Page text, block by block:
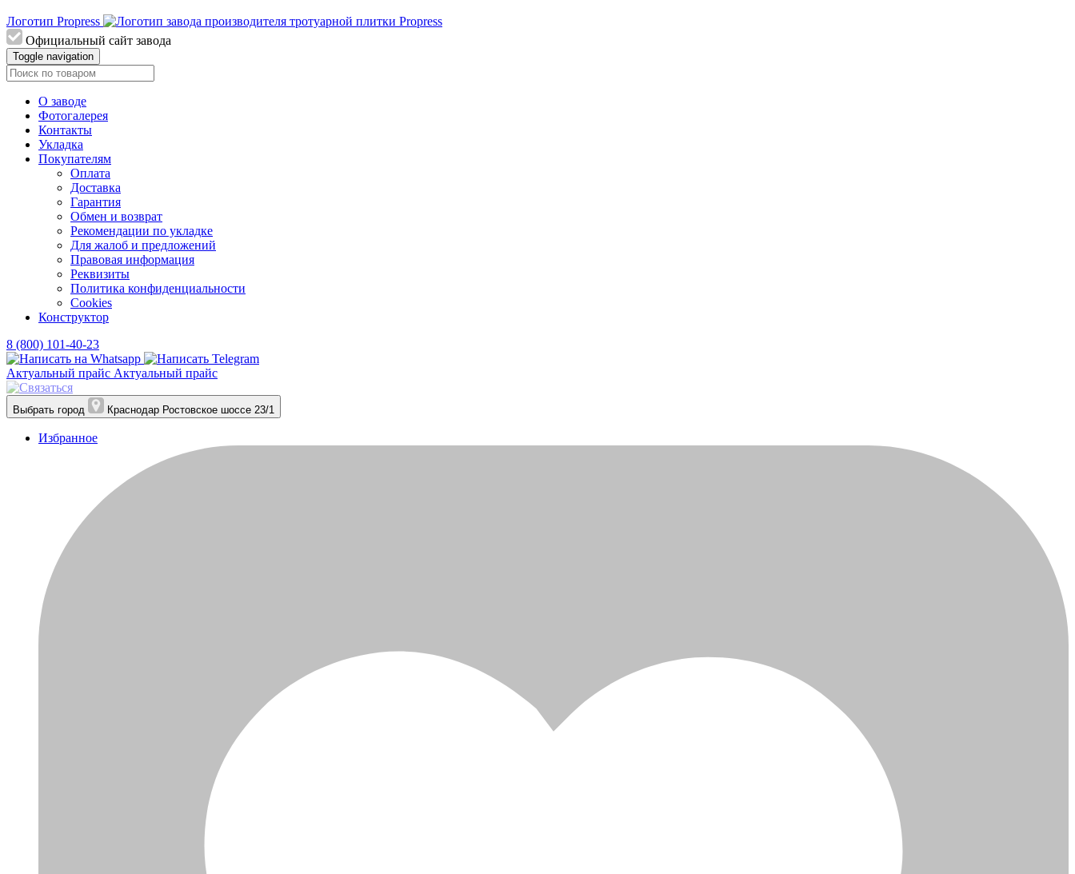
Логотип Propress
Официальный сайт завода
Toggle navigation
О заводе
Фотогалерея
Контакты
Укладка
Покупателям
Оплата
Доставка
Гарантия
Обмен и возврат
Рекомендации по укладке
Для жалоб и предложений
Правовая информация
Реквизиты
Политика конфиденциальности
Cookies
Конструктор
8 (800) 101-40-23
Актуальный прайс Актуальный прайс
Выбрать город Краснодар Ростовское шоссе 23/1
Избранное